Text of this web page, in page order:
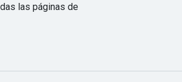
las páginas de